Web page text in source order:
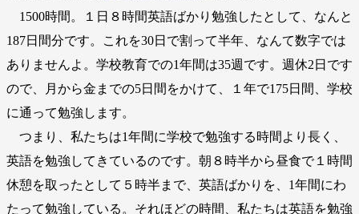
1500時間。１日８時間英語ばかり勉強したとして、なんと
187日間分です。これを30日で割って半年、なんて数字では
ありませんよ。学校教育での1年間は35週です。週休2日です
ので、月から金までの5日間をかけて、１年で175日間、学校
に通って勉強します。
つまり、私たちは1年間に学校で勉強する時間より長く、
英語を勉強してきているのです。朝８時半から昼食で１時間
休憩を取ったとして５時半まで、英語ばかりを、1年間にわ
たって勉強している。それほどの時間、私たちは英語を勉強